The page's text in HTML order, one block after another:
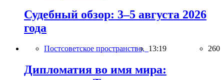
Судебный обзор: 3–5 августа 2026
года
Постсоветское пространство, 13:19 260
Дипломатия во имя мира: